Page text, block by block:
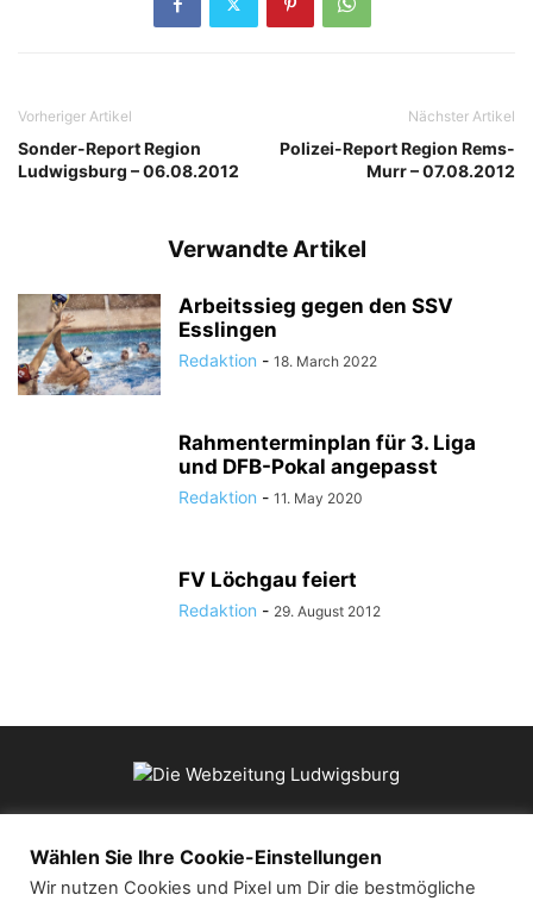
Vorheriger Artikel
Sonder-Report Region
Ludwigsburg – 06.08.2012
Nächster Artikel
Polizei-Report Region Rems-
Murr – 07.08.2012
Verwandte Artikel
Arbeitssieg gegen den SSV
Esslingen
Redaktion - 18. March 2022
Rahmenterminplan für 3. Liga
und DFB-Pokal angepasst
Redaktion - 11. May 2020
FV Löchgau feiert
Redaktion - 29. August 2012
ÜBER UNS
Wählen Sie Ihre Cookie-Einstellungen
Wir nutzen Cookies und Pixel um Dir die bestmögliche